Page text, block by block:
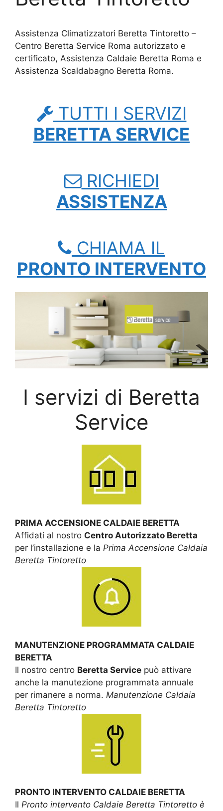
Assistenza Climatizzatori Beretta Tintoretto –
Centro Beretta Service Roma autorizzato e
certificato, Assistenza Caldaie Beretta Roma e
Assistenza Scaldabagno Beretta Roma.
TUTTI I SERVIZI
BERETTA SERVICE
RICHIEDI
ASSISTENZA
CHIAMA IL
PRONTO INTERVENTO
I servizi di Beretta
Service
PRIMA ACCENSIONE CALDAIE BERETTA
Affidati al nostro Centro Autorizzato Beretta
per l’installazione e la Prima Accensione Caldaia
Beretta Tintoretto
MANUTENZIONE PROGRAMMATA CALDAIE
BERETTA
Il nostro centro Beretta Service può attivare
anche la manutezione programmata annuale
per rimanere a norma. Manutenzione Caldaia
Beretta Tintoretto
PRONTO INTERVENTO CALDAIE BERETTA
Il Pronto intervento Caldaie Beretta Tintoretto è